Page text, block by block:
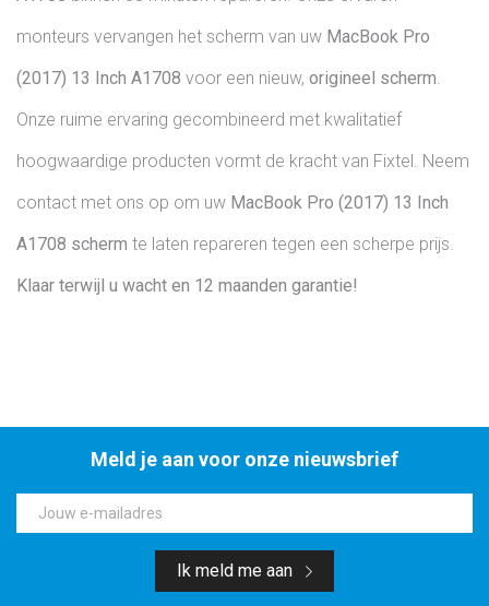
monteurs vervangen het scherm van uw MacBook Pro
(2017) 13 Inch A1708 voor een nieuw, origineel scherm
Onze ruime ervaring gecombineerd met kwalitatief
hoogwaardige producten vormt de kracht van Fixtel. Neem
contact met ons op om uw MacBook Pro (2017) 13 Inch
A1708 scherm te laten repareren tegen een scherpe prijs.
Klaar terwijl u wacht en 12 maanden garantie!
Meld je aan voor onze nieuwsbrief
Jouw e-mailadres
Ik meld me aan